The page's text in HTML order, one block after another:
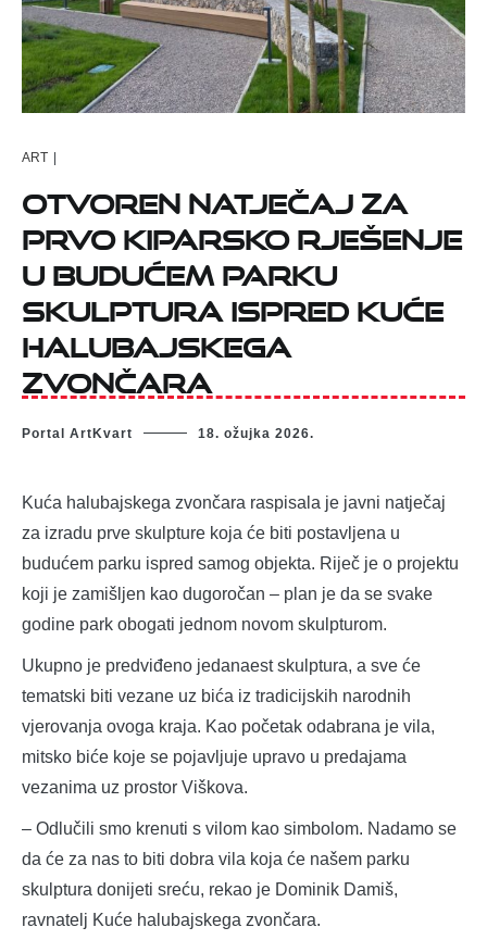
ART |
Otvoren natječaj za
prvo kiparsko rješenje
u budućem parku
skulptura ispred Kuće
halubajskega
zvončara
Portal ArtKvart 18. ožujka 2026.
Kuća halubajskega zvončara raspisala je javni natječaj
za izradu prve skulpture koja će biti postavljena u
budućem parku ispred samog objekta. Riječ je o projektu
koji je zamišljen kao dugoročan – plan je da se svake
godine park obogati jednom novom skulpturom.
Ukupno je predviđeno jedanaest skulptura, a sve će
tematski biti vezane uz bića iz tradicijskih narodnih
vjerovanja ovoga kraja. Kao početak odabrana je vila,
mitsko biće koje se pojavljuje upravo u predajama
vezanima uz prostor Viškova.
– Odlučili smo krenuti s vilom kao simbolom. Nadamo se
da će za nas to biti dobra vila koja će našem parku
skulptura donijeti sreću, rekao je Dominik Damiš,
ravnatelj Kuće halubajskega zvončara.